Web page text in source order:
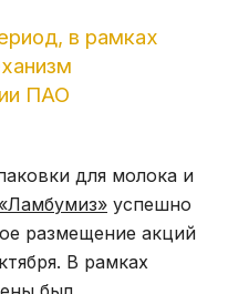
в рамках
ПАО
для молока и
успешно
размещение акций
В рамках